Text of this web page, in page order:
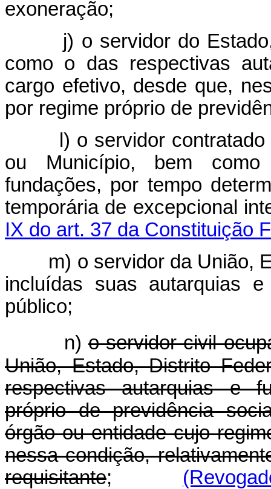
exoneração;
j) o servidor do
como o das respectivas
cargo efetivo, desde que,
por regime próprio de
l) o servidor
ou Município,
bem
fundações, por tempo
temporária de excepcional
IX do art. 37 da Constituição
m) o servidor da União,
incluídas suas autarquias
público;
n)o servidor civil
União, Estado, Distrito
respectivas autarquias e
próprio de previdência
órgão ou entidade cujo
nessa condição,
requisitante;